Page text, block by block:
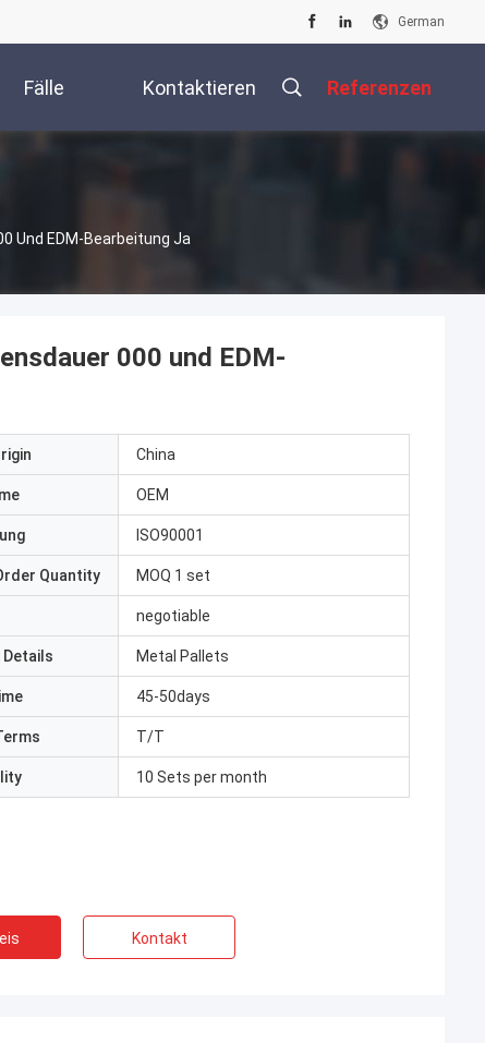
German
Fälle Kontaktieren Referenzen
Und EDM-Bearbeitung Ja
000 und EDM-
China
OEM
ISO90001
Quantity MOQ 1 set
negotiable
Details Metal Pallets
45-50days
T/T
10 Sets per month
Kontakt